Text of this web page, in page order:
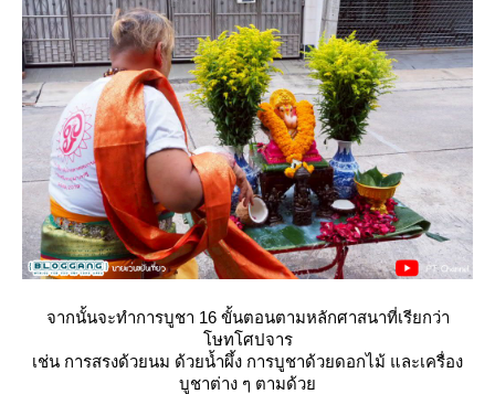
จากนั้นจะทำการบูชา 16 ขั้นตอนตามหลักศาสนาที่เรียกว่า
ษทโศปจาร
เช่น การสรงด้วยนม ด้วยน้ำผึ้ง การบูชาด้วยดอกไม้ และเครื่อง
บูชาต่าง ๆ ตามด้ว